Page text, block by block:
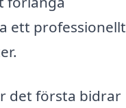
ett professionellt
det första bidrar